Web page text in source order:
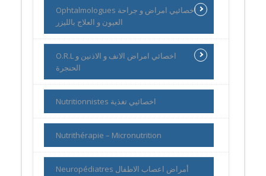
Ophtalmologues اخصائيي امراض و جراحة
العيون و العلاج بالليزر
O.R.L اخصائي امراض الانف و الاذنين و
الحنجرة
Nutritionnistes اخصائيي تغذية
Nutrithérapie – Micronutrition
Neuropédiatres أمراض اعصاب الاطفال